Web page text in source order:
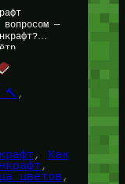
вопросом —
о том,
🔨
,
Как
цветов